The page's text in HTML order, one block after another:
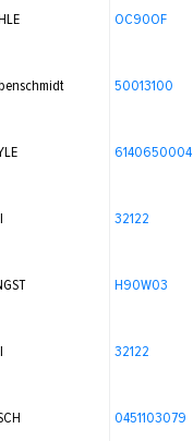
OC90OF
50013100
6140650004
32122
H90W03
32122
0451103079